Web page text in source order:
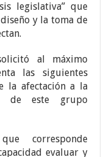
legislativa” que
y la toma de
al máximo
las siguientes
la afectación a la
de este grupo
corresponde
evaluar y